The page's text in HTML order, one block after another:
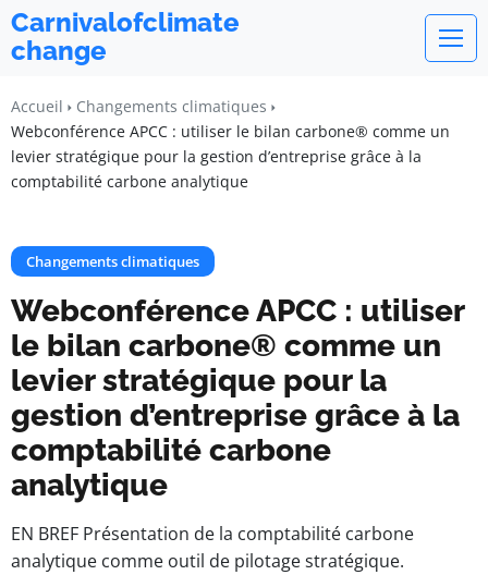
Carnivalofclimate
change
Accueil
Changements climatiques
Webconférence APCC : utiliser le bilan carbone® comme un
levier stratégique pour la gestion d’entreprise grâce à la
comptabilité carbone analytique
Changements climatiques
Webconférence APCC : utiliser
le bilan carbone® comme un
levier stratégique pour la
gestion d’entreprise grâce à la
comptabilité carbone
analytique
EN BREF Présentation de la comptabilité carbone
analytique comme outil de pilotage stratégique.